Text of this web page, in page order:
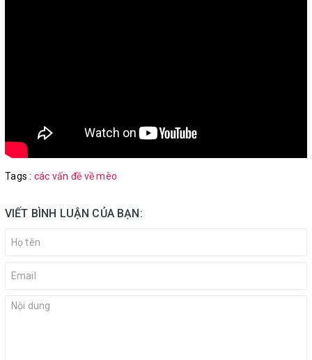
Tags : các vấn đề về mèo
VIẾT BÌNH LUẬN CỦA BẠN: